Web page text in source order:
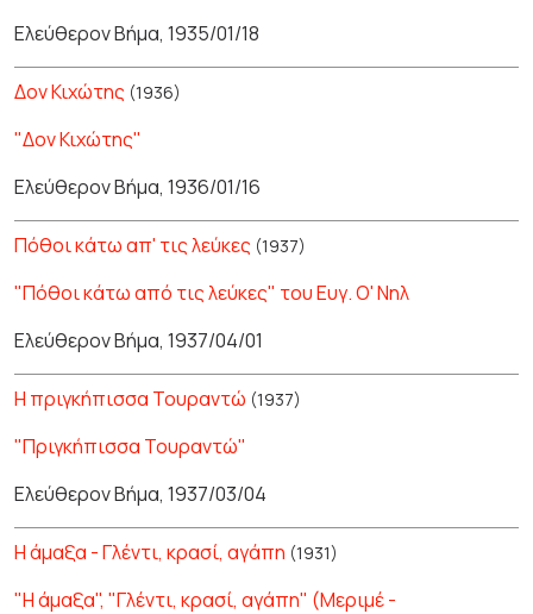
Ελεύθερον Βήμα, 1935/01/18
Δον Κιχώτης (1936)
"Δον Κιχώτης"
Ελεύθερον Βήμα, 1936/01/16
Πόθοι κάτω απ' τις λεύκες (1937)
"Πόθοι κάτω από τις λεύκες" του Ευγ. Ο' Νηλ
Ελεύθερον Βήμα, 1937/04/01
Η πριγκήπισσα Τουραντώ (1937)
"Πριγκήπισσα Τουραντώ"
Ελεύθερον Βήμα, 1937/03/04
Η άμαξα - Γλέντι, κρασί, αγάπη (1931)
"Η άμαξα", "Γλέντι, κρασί, αγάπη" (Μεριμέ -